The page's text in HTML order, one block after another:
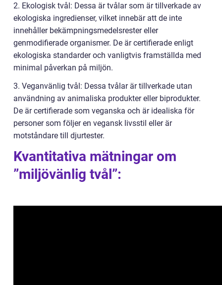
2. Ekologisk tvål: Dessa är tvålar som är tillverkade av
ekologiska ingredienser, vilket innebär att de inte
innehåller bekämpningsmedelsrester eller
genmodifierade organismer. De är certifierade enligt
ekologiska standarder och vanligtvis framställda med
minimal påverkan på miljön.
3. Veganvänlig tvål: Dessa tvålar är tillverkade utan
användning av animaliska produkter eller biprodukter.
De är certifierade som veganska och är idealiska för
personer som följer en vegansk livsstil eller är
motståndare till djurtester.
Kvantitativa mätningar om
”miljövänlig tvål”: